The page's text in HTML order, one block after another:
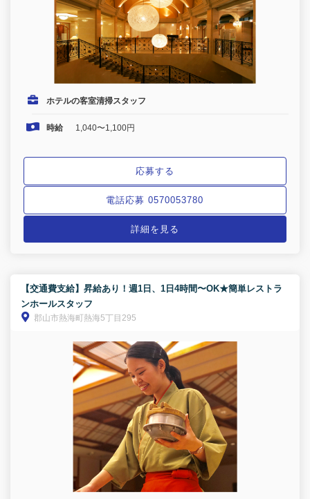
ホテルの客室清掃スタッフ
時給 1,040〜1,100円
応募する
電話応募 0570053780
詳細を見る
【交通費支給】昇給あり！週1日、1日4時間〜OK★簡単レストラ
ンホールスタッフ
郡山市熱海町熱海5丁目295